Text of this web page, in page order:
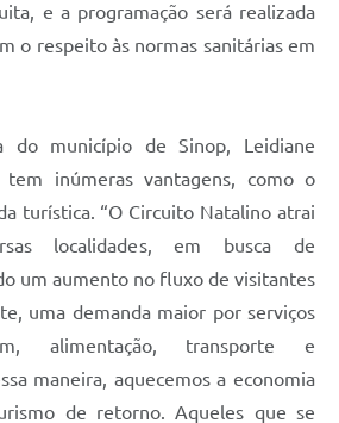
e a programação será realizada
o respeito às normas sanitárias em
do município de Sinop, Leidiane
tem inúmeras vantagens, como o
turística. “O Circuito Natalino atrai
localidades, em busca de
um aumento no fluxo de visitantes
uma demanda maior por serviços
alimentação, transporte e
maneira, aquecemos a economia
de retorno. Aqueles que se